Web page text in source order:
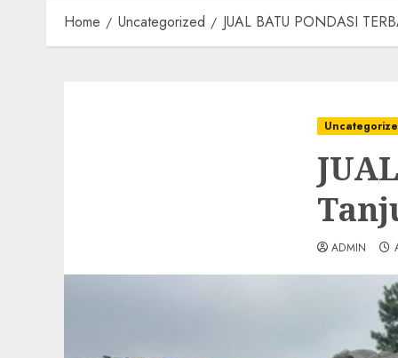
Home Uncategorized JUAL BATU PONDASI
ADMIN